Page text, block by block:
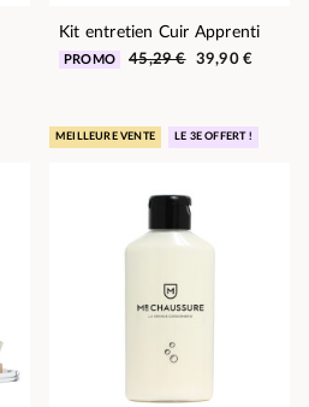
Kit entretien Cuir Apprenti
PROMO 45,29 € 39,90 €
MEILLEURE VENTE LE 3E OFFERT !